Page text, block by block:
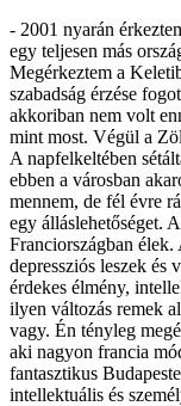
- 2001 nyarán
egy teljesen más
Megérkeztem a
szabadság érzése
akkoriban nem volt
mint most. Végül a
A napfelkeltében
ebben a városban
mennem, de fél évre
egy álláslehetőséget.
Franciországban
depressziós leszek és
érdekes élmény,
ilyen változás remek
vagy. Én tényleg
aki nagyon francia
fantasztikus
intellektuális és